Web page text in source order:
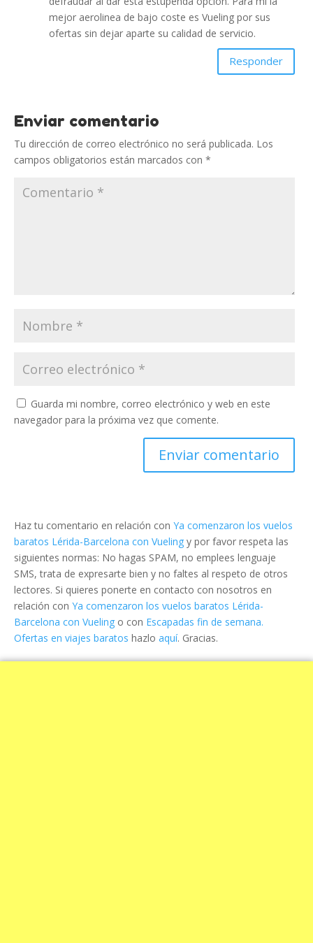
mejor aerolinea de bajo coste es Vueling por sus
ofertas sin dejar aparte su calidad de servicio.
Responder
Enviar comentario
Tu dirección de correo electrónico no será publicada. Los
campos obligatorios están marcados con *
Guarda mi nombre, correo electrónico y web en este
navegador para la próxima vez que comente.
Haz tu comentario en relación con Ya comenzaron los vuelos
baratos Lérida-Barcelona con Vueling y por favor respeta las
siguientes normas: No hagas SPAM, no emplees lenguaje
SMS, trata de expresarte bien y no faltes al respeto de otros
lectores. Si quieres ponerte en contacto con nosotros en
relación con Ya comenzaron los vuelos baratos Lérida-
Barcelona con Vueling o con Escapadas fin de semana.
Ofertas en viajes baratos hazlo aquí. Gracias.